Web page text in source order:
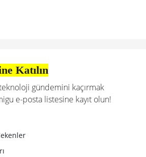
Katılın
gündemini kaçırmak
e-posta listesine kayıt olun!